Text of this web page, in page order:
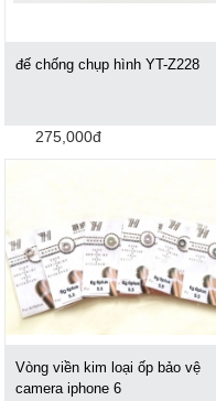
đế chống chụp hình YT-Z228
275,000đ
Vòng viền kim loại ốp bảo vệ
camera iphone 6